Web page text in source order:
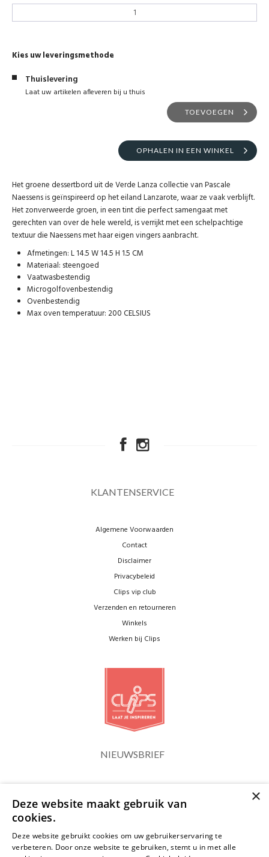
Kies uw leveringsmethode
Thuislevering
Laat uw artikelen afleveren bij u thuis
TOEVOEGEN
OPHALEN IN EEN WINKEL
Het groene dessertbord uit de Verde Lanza collectie van Pascale
Naessens is geïnspireerd op het eiland Lanzarote, waar ze vaak verblijft.
Het zonverweerde groen, in een tint die perfect samengaat met
gerechten van over de hele wereld, is verrijkt met een schelpachtige
textuur die Naessens met haar eigen vingers aanbracht.
Afmetingen: L 14.5 W 14.5 H 1.5 CM
Materiaal: steengoed
Vaatwasbestendig
Microgolfovenbestendig
Ovenbestendig
Max oven temperatuur: 200 CELSIUS
KLANTENSERVICE
Algemene Voorwaarden
Contact
Disclaimer
Privacybeleid
Clips vip club
Verzenden en retourneren
Winkels
Werken bij Clips
NIEUWSBRIEF
×
Deze website maakt gebruik van
cookies.
Deze website gebruikt cookies om uw gebruikerservaring te
verbeteren. Door onze website te gebruiken, stemt u in met alle